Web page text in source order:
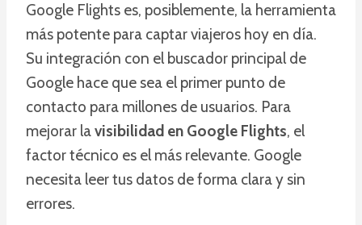
Google Flights es, posiblemente, la herramienta
más potente para captar viajeros hoy en día.
Su integración con el buscador principal de
Google hace que sea el primer punto de
contacto para millones de usuarios. Para
mejorar lavisibilidad en Google Flights, el
factor técnico es el más relevante. Google
necesita leer tus datos de forma clara y sin
errores.